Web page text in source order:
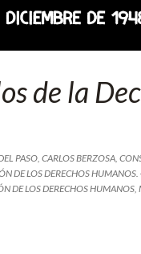
de la
PASO ,CARLOS BERZOSA ,
DE LOS DERECHOS
DE LOS DERECHOS HUMANOS ,